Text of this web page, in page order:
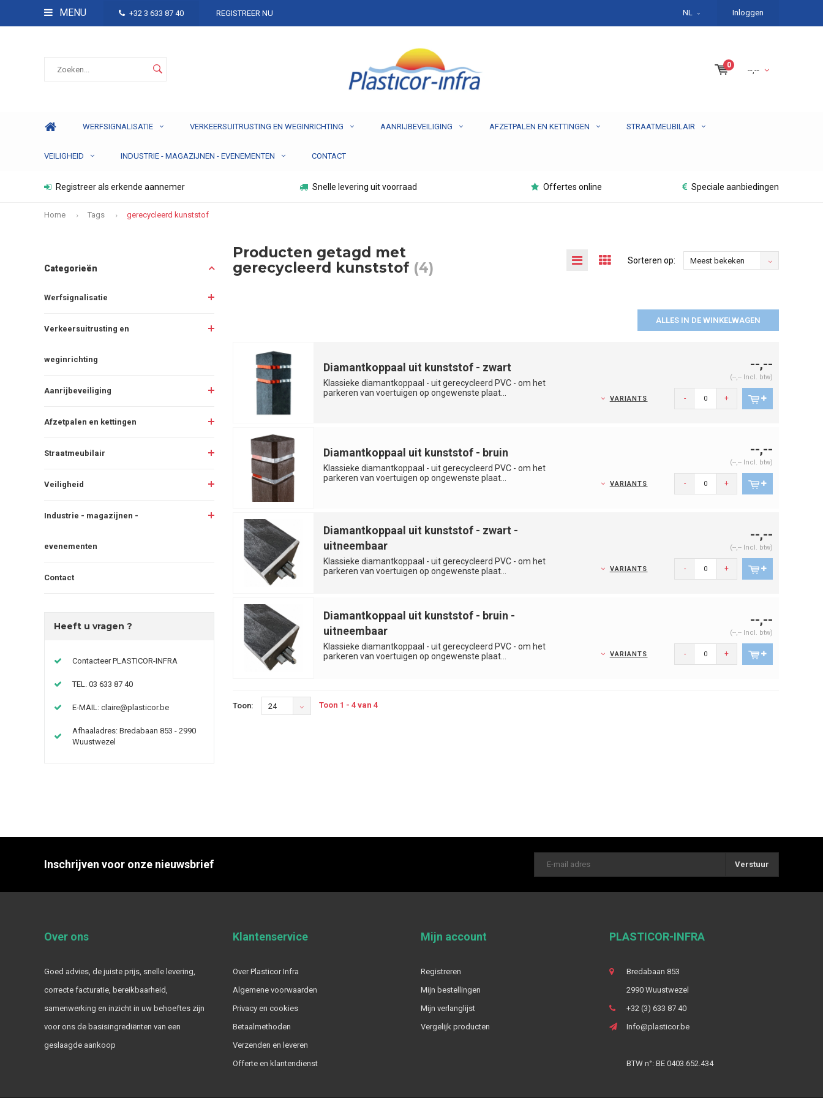
MENU +32 3 633 87 40 REGISTREER NU NL Inloggen
0
--,--
WERFSIGNALISATIE VERKEERSUITRUSTING EN WEGINRICHTING AANRIJBEVEILIGING AFZETPALEN EN KETTINGEN STRAATMEUBILAIR
VEILIGHEID INDUSTRIE - MAGAZIJNEN - EVENEMENTEN CONTACT
Registreer als erkende aannemer Snelle levering uit voorraad Offertes online Speciale aanbiedingen
Home Tags gerecycleerd kunststof
Categorieën
Werfsignalisatie
Verkeersuitrusting en
weginrichting
Aanrijbeveiliging
Afzetpalen en kettingen
Straatmeubilair
Veiligheid
Industrie - magazijnen -
evenementen
Contact
Heeft u vragen ?
Contacteer PLASTICOR-INFRA
TEL. 03 633 87 40
E-MAIL: claire@plasticor.be
Afhaaladres: Bredabaan 853 - 2990
Wuustwezel
Producten getagd met
gerecycleerd kunststof (4) Sorteren op: Meest bekeken
ALLES IN DE WINKELWAGEN
Diamantkoppaal uit kunststof - zwart
Klassieke diamantkoppaal - uit gerecycleerd PVC - om het
parkeren van voertuigen op ongewenste plaat...
--,--
(--,-- Incl. btw)
VARIANTS - +
Diamantkoppaal uit kunststof - bruin
Klassieke diamantkoppaal - uit gerecycleerd PVC - om het
parkeren van voertuigen op ongewenste plaat...
--,--
(--,-- Incl. btw)
VARIANTS - +
Diamantkoppaal uit kunststof - zwart -
uitneembaar
Klassieke diamantkoppaal - uit gerecycleerd PVC - om het
parkeren van voertuigen op ongewenste plaat...
--,--
(--,-- Incl. btw)
VARIANTS - +
Diamantkoppaal uit kunststof - bruin -
uitneembaar
Klassieke diamantkoppaal - uit gerecycleerd PVC - om het
parkeren van voertuigen op ongewenste plaat...
--,--
(--,-- Incl. btw)
VARIANTS - +
Toon: 24 Toon 1 - 4 van 4
Inschrijven voor onze nieuwsbrief Verstuur
Over ons
Goed advies, de juiste prijs, snelle levering,
correcte facturatie, bereikbaarheid,
samenwerking en inzicht in uw behoeftes zijn
voor ons de basisingrediënten van een
geslaagde aankoop
Klantenservice
Over Plasticor Infra
Algemene voorwaarden
Privacy en cookies
Betaalmethoden
Verzenden en leveren
Offerte en klantendienst
Mijn account
Registreren
Mijn bestellingen
Mijn verlanglijst
Vergelijk producten
PLASTICOR-INFRA
Bredabaan 853
2990 Wuustwezel
+32 (3) 633 87 40
Info@plasticor.be
BTW n°: BE 0403.652.434